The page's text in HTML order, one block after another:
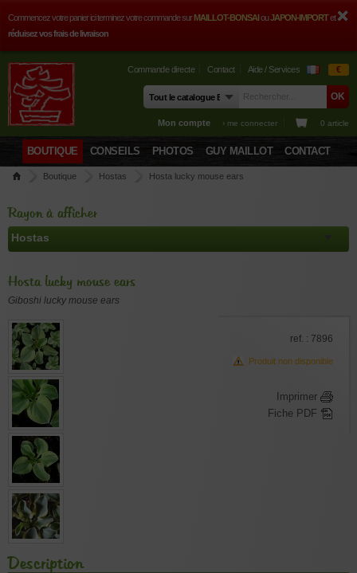
Commencez votre panier ici terminez votre commande surMAILLOT-BONSAIouJAPON-IMPORTet
réduisez vos frais de livraison
Commande directe Contact Aide / Services €
Mon compte › me connecter 0 article
BOUTIQUE CONSEILS PHOTOS GUY MAILLOT CONTACT
Boutique Hostas Hosta lucky mouse ears
Rayon à afficher
Hosta lucky mouse ears
Giboshi lucky mouse ears
ref. : 7896
Produit non disponible
Imprimer
Fiche PDF
Description